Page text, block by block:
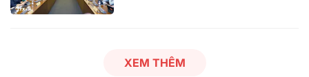
XEM THÊM